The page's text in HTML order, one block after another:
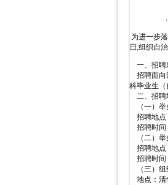
为进一步
日,组织自
一、招聘
招聘面向
科毕业生（
二、招聘
（一）举
招聘地点
招聘时间
（二）举
招聘地点
招聘时间
（三）组
地点：清